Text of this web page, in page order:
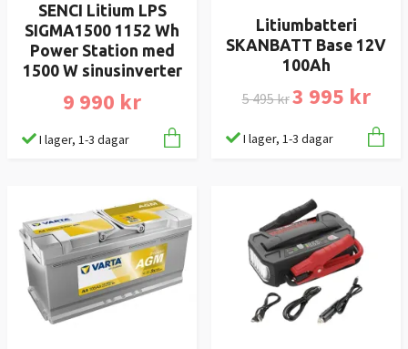
SENCI Litium LPS
SIGMA1500 1152 Wh
Power Station med
1500 W sinusinverter
9 990 kr
I lager, 1-3 dagar
Litiumbatteri
SKANBATT Base 12V
100Ah
5 495 kr3 995 kr
I lager, 1-3 dagar